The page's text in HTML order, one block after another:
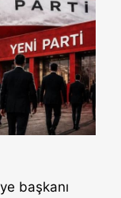
başkanı